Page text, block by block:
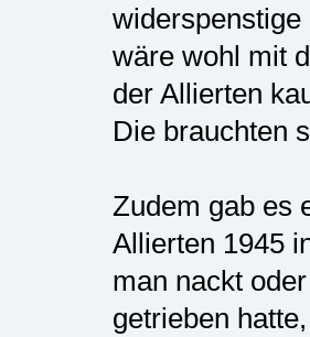
wäre wohl mit
der Allierten
Die brauchten
Zudem gab es
Allierten 1945
man nackt
getrieben